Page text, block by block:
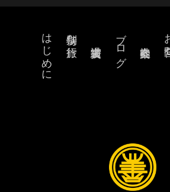
お
ブログ
特別な旅行
はじめに